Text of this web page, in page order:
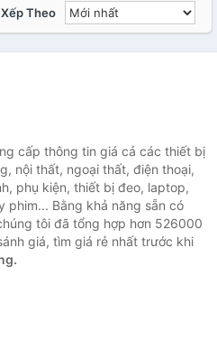
Xếp Theo
cấp thông tin giá cả các thiết bị
nội thất, ngoại thất, điện thoại,
phụ kiện, thiết bị đeo, laptop,
phim... Bằng khả năng sẵn có
tôi đã tổng hợp hơn 526000
giá, tìm giá rẻ nhất trước khi